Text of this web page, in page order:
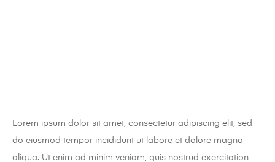
Lorem ipsum dolor sit amet, consectetur adipiscing elit, sed
do eiusmod tempor incididunt ut labore et dolore magna
aliqua. Ut enim ad minim veniam, quis nostrud exercitation